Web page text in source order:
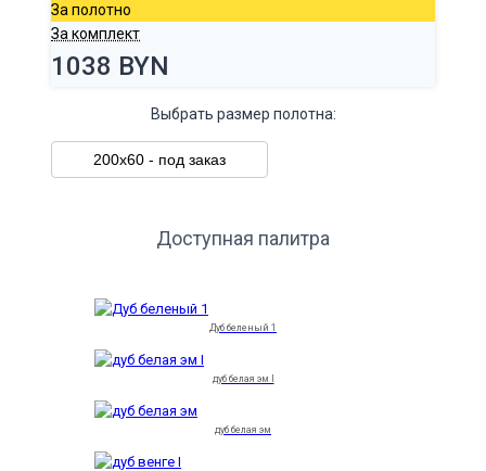
За полотно
За комплект
1038 BYN
Выбрать размер полотна:
200х60 - под заказ
Доступная палитра
Дуб беленый 1
дуб белая эм I
дуб белая эм